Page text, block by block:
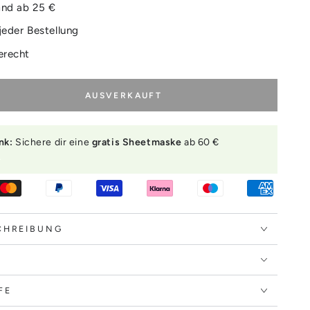
ab 25 €
Bestellung
AUSVERKAUFT
Sichere dir eine gratis Sheetmaske ab 60 €